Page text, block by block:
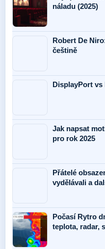
náladu (2025)
Robert De
češtině
DisplayPort vs
Jak napsat
pro rok 2025
Přátelé
vydělávali a
Počasí Rytro
teplota, radar,